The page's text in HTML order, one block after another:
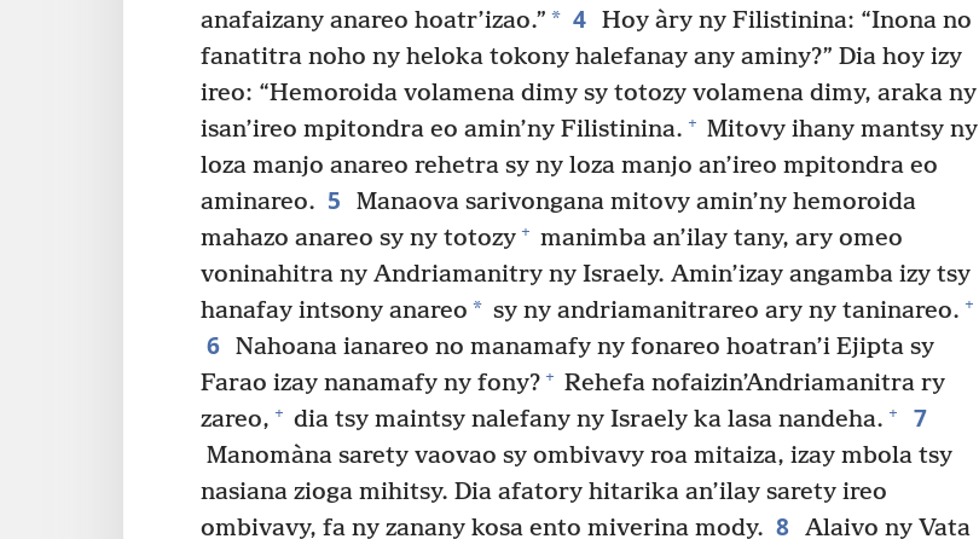
anafaizany anareo hoatr’izao.” * 4 Hoy àry ny Filistinina: “Inona no
fanatitra noho ny heloka tokony halefanay any aminy?” Dia hoy izy
ireo: “Hemoroida volamena dimy sy totozy volamena dimy, araka ny
isan’ireo mpitondra eo amin’ny Filistinina. + Mitovy ihany mantsy ny
loza manjo anareo rehetra sy ny loza manjo an’ireo mpitondra eo
aminareo. 5
Manaova sarivongana mitovy amin’ny hemoroida
mahazo anareo sy ny totozy + manimba an’ilay tany, ary omeo
voninahitra ny Andriamanitry ny Israely. Amin’izay angamba izy tsy
hanafay intsony anareo * sy ny andriamanitrareo ary ny taninareo. +
6 Nahoana ianareo no manamafy ny fonareo hoatran’i Ejipta sy
Farao izay nanamafy ny fony? + Rehefa nofaizin’Andriamanitra ry
zareo, + dia tsy maintsy nalefany ny Israely ka lasa nandeha. + 7
Manomàna sarety vaovao sy ombivavy roa mitaiza, izay mbola tsy
nasiana zioga mihitsy. Dia afatory hitarika an’ilay sarety ireo
ombivavy, fa ny zanany kosa ento miverina mody. 8 Alaivo ny Vata